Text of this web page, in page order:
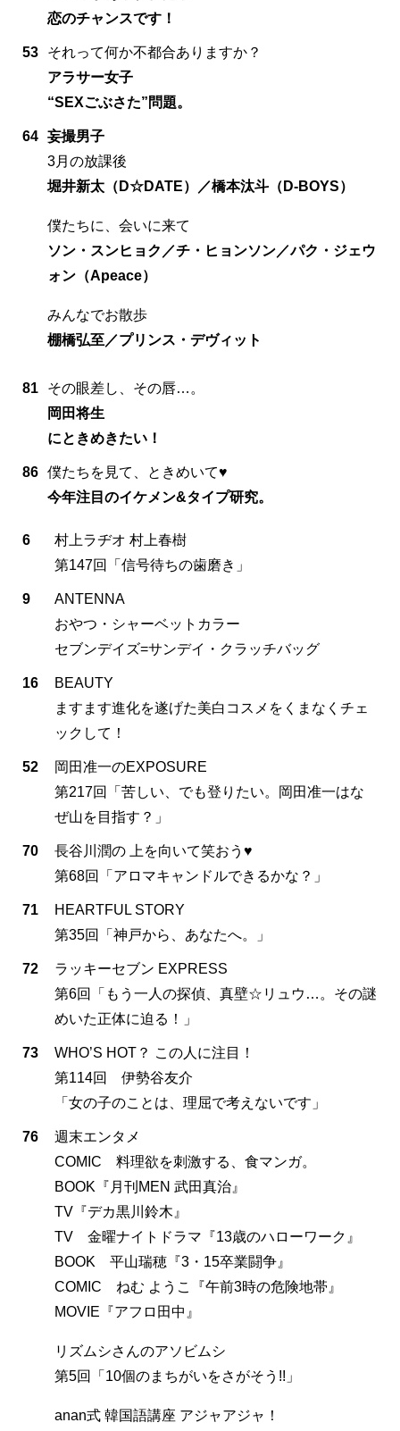
恋のチャンスです！
53
それって何か不都合ありますか？
アラサー女子
“SEXごぶさた”問題。
64 妄撮男子
3月の放課後
堀井新太（D☆DATE）／橋本汰斗（D-BOYS）
僕たちに、会いに来て
ソン・スンヒョク／チ・ヒョンソン／パク・ジェウ
ォン（Apeace）
みんなでお散歩
棚橋弘至／プリンス・デヴィット
81
その眼差し、その唇…。
岡田将生
にときめきたい！
86 僕たちを見て、ときめいて♥
今年注目のイケメン&タイプ研究。
6
村上ラヂオ 村上春樹
第147回「信号待ちの歯磨き」
9
ANTENNA
おやつ・シャーベットカラー
セブンデイズ=サンデイ・クラッチバッグ
16
BEAUTY
ますます進化を遂げた美白コスメをくまなくチェ
ックして！
52
岡田准一のEXPOSURE
第217回「苦しい、でも登りたい。岡田准一はな
ぜ山を目指す？」
70
長谷川潤の 上を向いて笑おう♥
第68回「アロマキャンドルできるかな？」
71
HEARTFUL STORY
第35回「神戸から、あなたへ。」
72
ラッキーセブン EXPRESS
第6回「もう一人の探偵、真壁☆リュウ…。その謎
めいた正体に迫る！」
73
WHO’S HOT？ この人に注目！
第114回 伊勢谷友介
「女の子のことは、理屈で考えないです」
76
週末エンタメ
COMIC 料理欲を刺激する、食マンガ。
BOOK『月刊MEN 武田真治』
TV『デカ黒川鈴木』
TV 金曜ナイトドラマ『13歳のハローワーク』
BOOK 平山瑞穂『3・15卒業闘争』
COMIC ねむ ようこ『午前3時の危険地帯』
MOVIE『アフロ田中』
リズムシさんのアソビムシ
第5回「10個のまちがいをさがそう!!」
anan式 韓国語講座 アジャアジャ！